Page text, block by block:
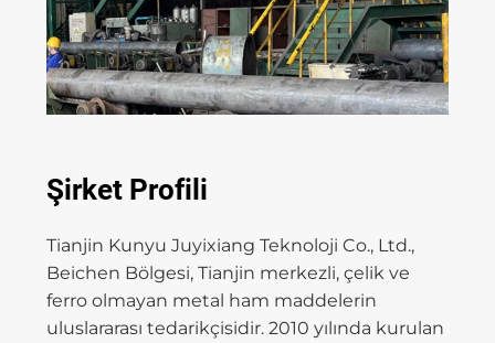
Şirket Profili
Tianjin Kunyu Juyixiang Teknoloji Co., Ltd.,
Beichen Bölgesi, Tianjin merkezli, çelik ve
ferro olmayan metal ham maddelerin
uluslararası tedarikçisidir. 2010 yılında kurulan